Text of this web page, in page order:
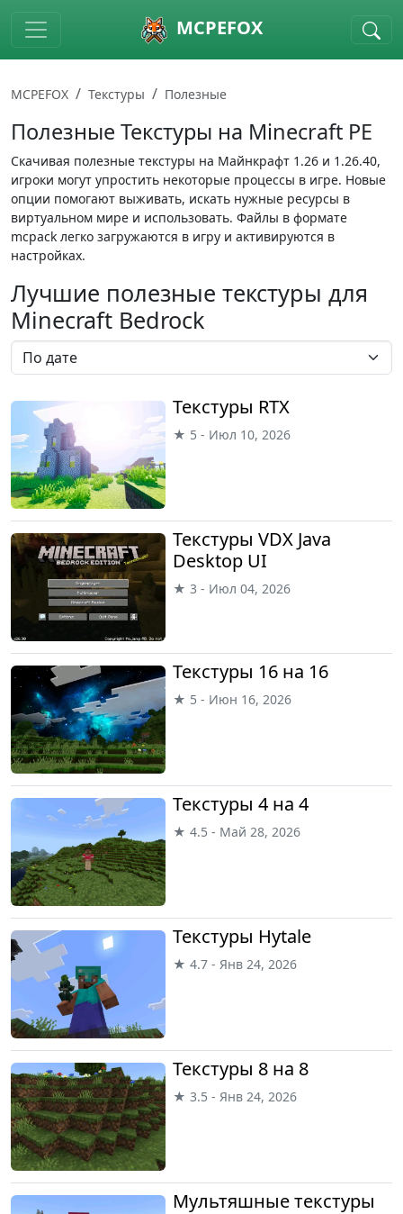
Skip to main content MCPEFOX
MCPEFOX Текстуры Полезные
Полезные Текстуры на Minecraft PE
Скачивая полезные текстуры на Майнкрафт 1.26 и 1.26.40,
игроки могут упростить некоторые процессы в игре. Новые
опции помогают выживать, искать нужные ресурсы в
виртуальном мире и использовать. Файлы в формате
mcpack легко загружаются в игру и активируются в
настройках.
Лучшие полезные текстуры для
Minecraft Bedrock
Текстуры RTX
★ 5 - Июл 10, 2026
Текстуры VDX Java
Desktop UI
★ 3 - Июл 04, 2026
Текстуры 16 на 16
★ 5 - Июн 16, 2026
Текстуры 4 на 4
★ 4.5 - Май 28, 2026
Текстуры Hytale
★ 4.7 - Янв 24, 2026
Текстуры 8 на 8
★ 3.5 - Янв 24, 2026
Мультяшные текстуры